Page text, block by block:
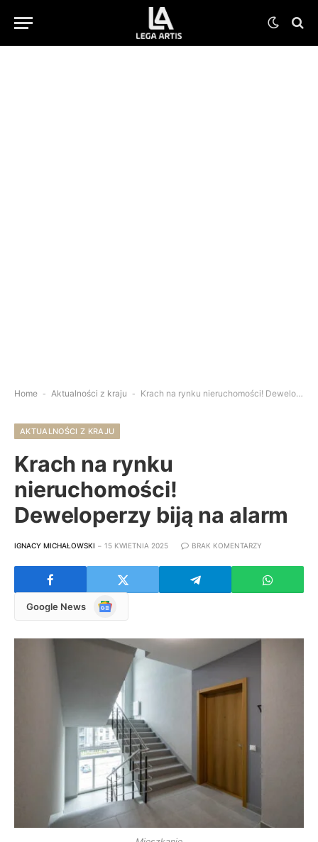
Home - Aktualności z kraju - Krach na rynku nieruchomości! Deweloperzy biją na alarm
AKTUALNOŚCI Z KRAJU
Krach na rynku
nieruchomości!
Deweloperzy biją na alarm
IGNACY MICHAŁOWSKI 15 KWIETNIA 2025 BRAK KOMENTARZY
Google News
Google